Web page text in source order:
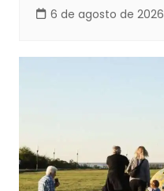
6 de agosto de 2026